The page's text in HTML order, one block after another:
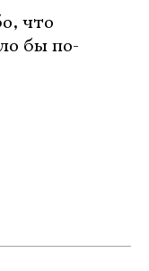
что
бы по-